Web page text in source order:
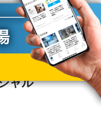
支援 - ヤマトフィナンシャル
らくうるカー
ャル